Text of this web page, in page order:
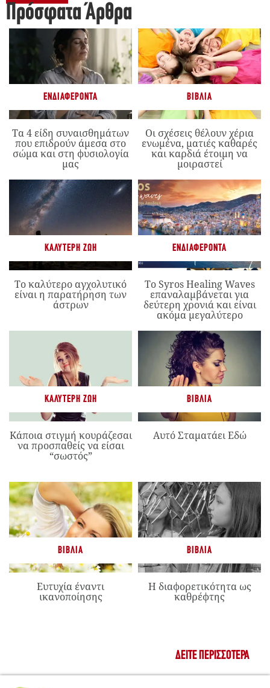
Πρόσφατα Άρθρα
ΕΝΔΙΑΦΈΡΟΝΤΑ
Τα 4 είδη συναισθημάτων
που επιδρούν άμεσα στο
σώμα και στη φυσιολογία
μας
ΒΙΒΛΊΑ
Οι σχέσεις θέλουν χέρια
ενωμένα, ματιές καθαρές
και καρδιά έτοιμη να
μοιραστεί
ΚΑΛΎΤΕΡΗ ΖΩΉ
Το καλύτερο αγχολυτικό
είναι η παρατήρηση των
άστρων
ΕΝΔΙΑΦΈΡΟΝΤΑ
Το Syros Healing Waves
επαναλαμβάνεται για
δεύτερη χρονιά και είναι
ακόμα μεγαλύτερο
ΚΑΛΎΤΕΡΗ ΖΩΉ
Κάποια στιγμή κουράζεσαι
να προσπαθείς να είσαι
“σωστός”
ΒΙΒΛΊΑ
Αυτό Σταματάει Εδώ
ΒΙΒΛΊΑ
Ευτυχία έναντι
ικανοποίησης
ΒΙΒΛΊΑ
Η διαφορετικότητα ως
καθρέφτης
ΔΕΊΤΕ ΠΕΡΙΣΣΌΤΕΡΑ